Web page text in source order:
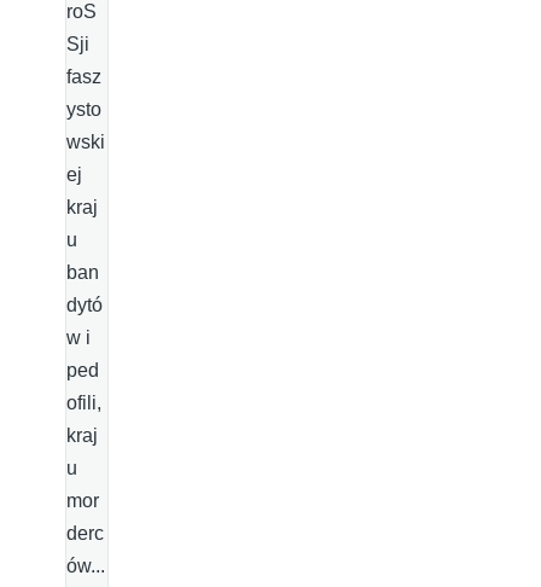
roS
Sji
fasz
ysto
wski
ej
kraj
u
ban
dytó
w i
ped
ofili,
kraj
u
mor
derc
ów...